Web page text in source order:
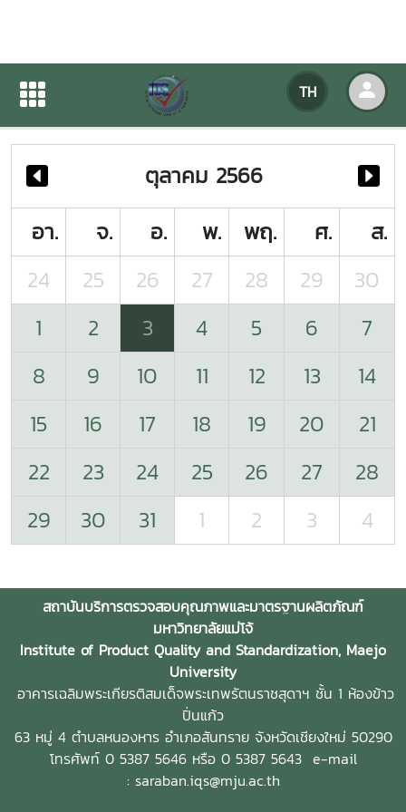
TH
ปฏิทินกิจกรรมของหน่วยงาน
ปฏิทินกิจกรรมของหน่วยงาน
ตุลาคม 2566
อา.
จ. อ. พ. พฤ. ศ.
ส.
24
25 26 27 28 29
30
1
2 3 4 5 6
7
8
9 10 11 12 13
14
15
16 17 18 19 20
21
22
23 24 25 26 27
28
29
30 31 1 2 3 4
สถาบันบริการตรวจสอบคุณภาพและมาตรฐานผลิตภัณฑ์
มหาวิทยาลัยแม่โจ้
Institute of Product Quality and Standardization, Maejo
University
อาคารเฉลิมพระเกียรติสมเด็จพระเทพรัตนราชสุดาฯ ชั้น 1 ห้องข้าว
ปิ่นแก้ว
63 หมู่ 4 ตำบลหนองหาร อำเภอสันทราย จังหวัดเชียงใหม่ 50290
โทรศัพท์ 0 5387 5646 หรือ 0 5387 5643 e-mail
: saraban.iqs@mju.ac.th